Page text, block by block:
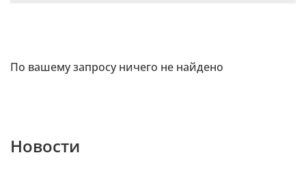
По вашему запросу ничего не найдено
Новости